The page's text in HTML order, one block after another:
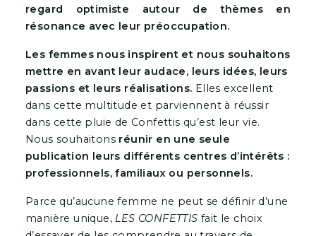
regard optimiste autour de thèmes en
résonance avec leur préoccupation.
Les femmes nous inspirent et nous souhaitons
mettre en avant leur audace, leurs idées, leurs
passions et leurs réalisations. Elles excellent
dans cette multitude et parviennent à réussir
dans cette pluie de Confettis qu’est leur vie.
Nous souhaitons réunir en une seule
publication leurs différents centres d’intérêts :
professionnels, familiaux ou personnels.
Parce qu’aucune femme ne peut se définir d’une
manière unique, LES CONFETTIS fait le choix